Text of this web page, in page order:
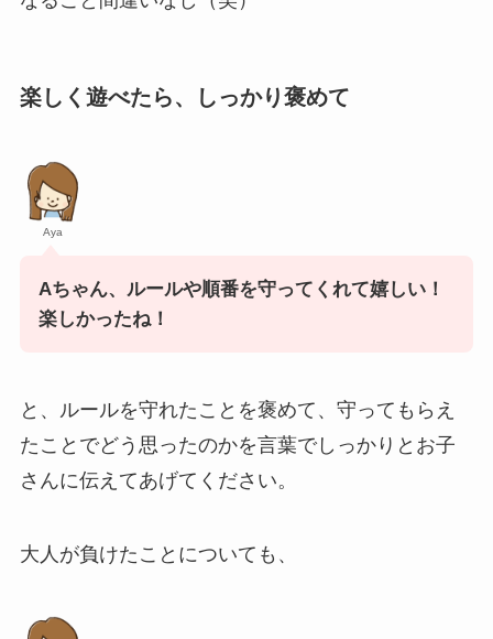
楽しく遊べたら、しっかり褒めて
Aya
Aちゃん、ルールや順番を守ってくれて嬉しい！
楽しかったね！
と、ルールを守れたことを褒めて、守ってもらえ
たことでどう思ったのかを言葉でしっかりとお子
さんに伝えてあげてください。
大人が負けたことについても、